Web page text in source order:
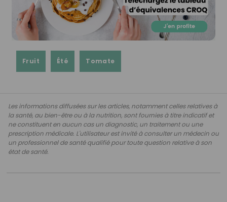
Fruit Été Tomate
Les informations diffusées sur les articles, notamment celles relatives à
la santé, au bien-être ou à la nutrition, sont fournies à titre indicatif et
ne constituent en aucun cas un diagnostic, un traitement ou une
prescription médicale. L'utilisateur est invité à consulter un médecin ou
un professionnel de santé qualifié pour toute question relative à son
état de santé.